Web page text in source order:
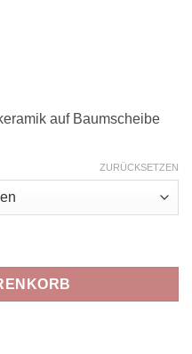
auf Baumscheibe
ZURÜCKSETZEN
Dich auf!" Menge